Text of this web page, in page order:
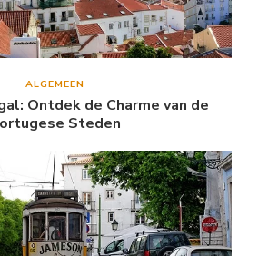
ALGEMEEN
Ontdek de Charme van de
Steden